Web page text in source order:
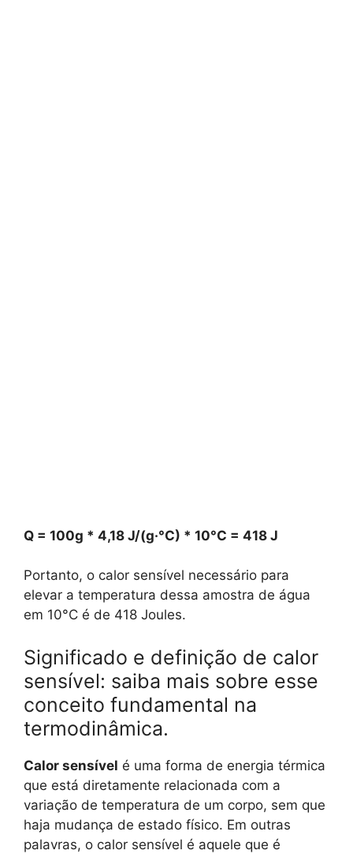
Q = 100g * 4,18 J/(g·°C) * 10°C = 418 J
Portanto, o calor sensível necessário para
elevar a temperatura dessa amostra de água
em 10°C é de 418 Joules.
Significado e definição de calor
sensível: saiba mais sobre esse
conceito fundamental na
termodinâmica.
Calor sensível é uma forma de energia térmica
que está diretamente relacionada com a
variação de temperatura de um corpo, sem que
haja mudança de estado físico. Em outras
palavras, o calor sensível é aquele que é